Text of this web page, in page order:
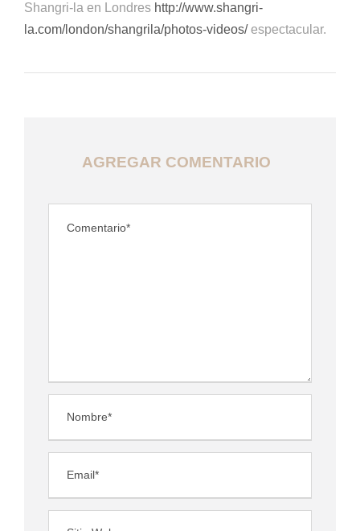
Shangri-la en Londres http://www.shangri-
la.com/london/shangrila/photos-videos/espectacular.
AGREGAR COMENTARIO